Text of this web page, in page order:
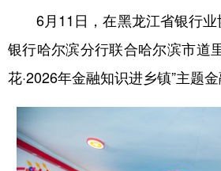
科技 科普 体
健康 军事 访
溯源中国 城市 旅游
6月11日，在黑龙江省银行业
银行哈尔滨分行联合哈尔滨市道
花·2026年金融知识进乡镇”主题金